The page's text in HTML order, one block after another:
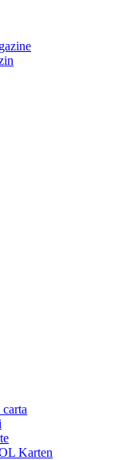
Karten